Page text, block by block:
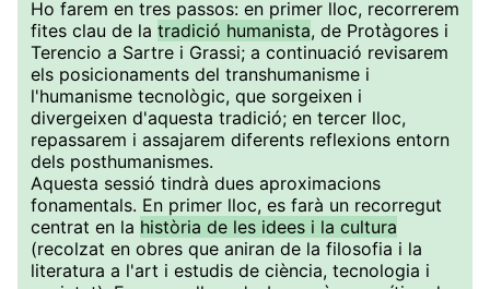
Ho farem en tres passos: en primer lloc, recorrerem
fites clau de la tradició humanista, de Protàgores i
Terencio a Sartre i Grassi; a continuació revisarem
els posicionaments del transhumanisme i
l'humanisme tecnològic, que sorgeixen i
divergeixen d'aquesta tradició; en tercer lloc,
repassarem i assajarem diferents reflexions entorn
dels posthumanismes.
Aquesta sessió tindrà dues aproximacions
fonamentals. En primer lloc, es farà un recorregut
centrat en la història de les idees i la cultura
(recolzat en obres que aniran de la filosofia i la
literatura a l'art i estudis de ciència, tecnologia i